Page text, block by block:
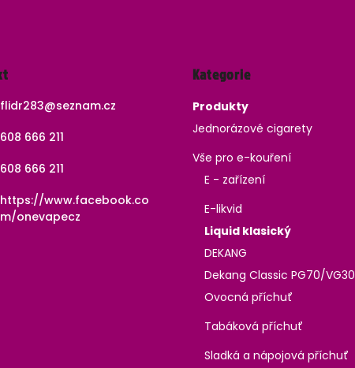
flidr283@seznam.cz
608 666 211
608 666 211
https://www.facebook.co
m/onevapecz
kategorie
Kategorie
Produkty
Jednorázové cigarety
Vše pro e-kouření
E - zařízení
E-likvid
Liquid klasický
DEKANG
Dekang Classic PG70/VG30
Ovocná příchuť
Tabáková příchuť
Sladká a nápojová příchuť